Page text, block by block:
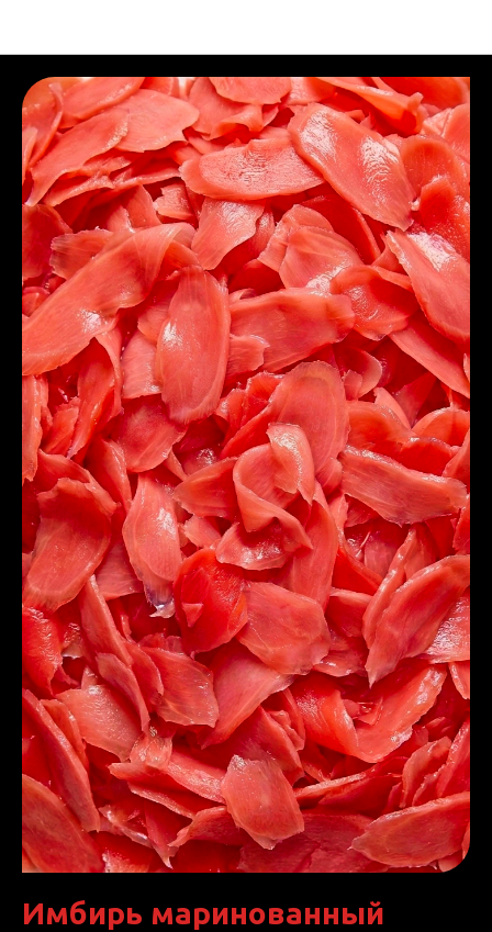
Имбирь маринованный